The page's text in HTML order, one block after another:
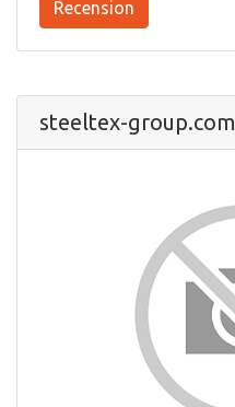
Recension
steeltex-group.com